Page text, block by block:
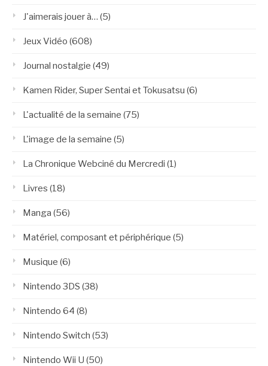
J'aimerais jouer à… (5)
Jeux Vidéo (608)
Journal nostalgie (49)
Kamen Rider, Super Sentai et Tokusatsu (6)
L'actualité de la semaine (75)
L'image de la semaine (5)
La Chronique Webciné du Mercredi (1)
Livres (18)
Manga (56)
Matériel, composant et périphérique (5)
Musique (6)
Nintendo 3DS (38)
Nintendo 64 (8)
Nintendo Switch (53)
Nintendo Wii U (50)